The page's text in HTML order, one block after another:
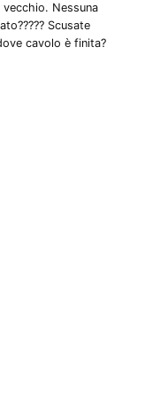
vecchio. Nessuna
Scusate
cavolo è finita?